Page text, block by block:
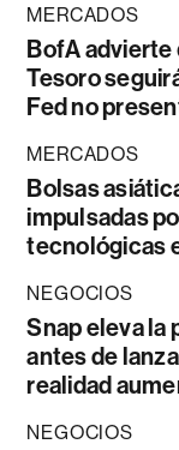
MERCADOS
BofA advierte
Tesoro
Fed no
MERCADOS
Bolsas
impulsadas
tecnológicas
NEGOCIOS
Snap eleva la
antes de
realidad
NEGOCIOS